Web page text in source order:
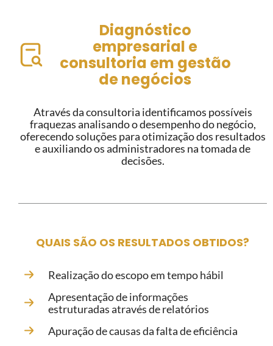
Diagnóstico
empresarial e
consultoria em gestão
de negócios
Através da consultoria identificamos possíveis
fraquezas analisando o desempenho do negócio,
oferecendo soluções para otimização dos resultados
e auxiliando os administradores na tomada de
decisões.
QUAIS SÃO OS RESULTADOS OBTIDOS?
Realização do escopo em tempo hábil
Apresentação de informações
estruturadas através de relatórios
Apuração de causas da falta de eficiência